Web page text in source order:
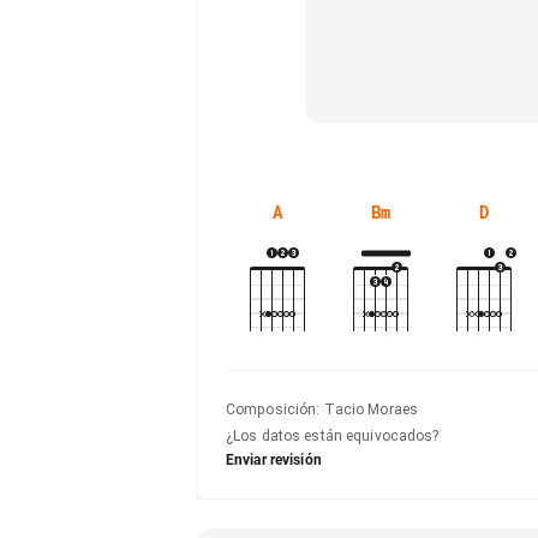
A Bm D
Composición: Tacio Moraes
¿Los datos están equivocados?
Enviar revisión